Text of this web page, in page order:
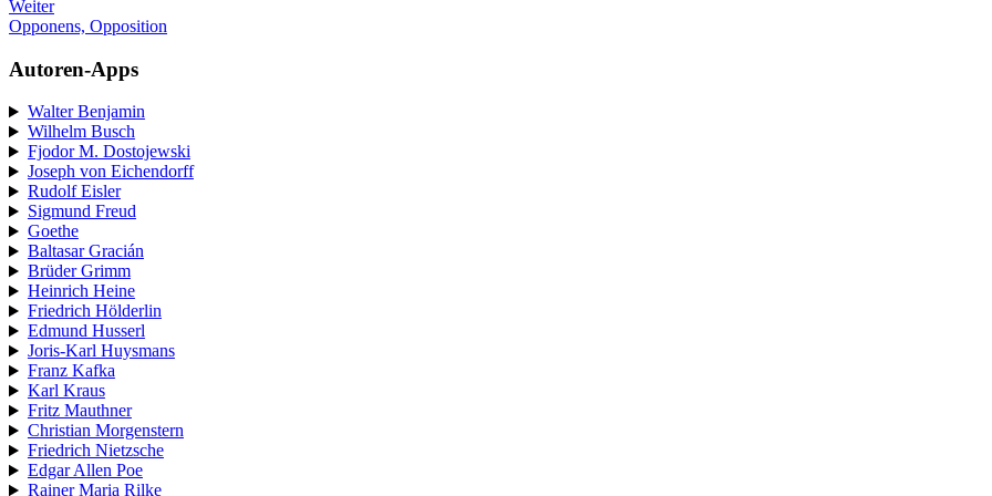
Weiter
Opponens, Opposition
Autoren-Apps
Walter Benjamin
Wilhelm Busch
Fjodor M. Dostojewski
Joseph von Eichendorff
Rudolf Eisler
Sigmund Freud
Goethe
Baltasar Gracián
Brüder Grimm
Heinrich Heine
Friedrich Hölderlin
Edmund Husserl
Joris-Karl Huysmans
Franz Kafka
Karl Kraus
Fritz Mauthner
Christian Morgenstern
Friedrich Nietzsche
Edgar Allen Poe
Rainer Maria Rilke